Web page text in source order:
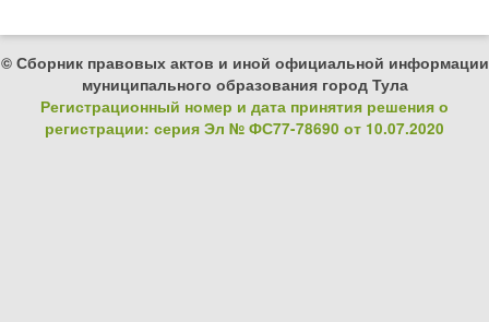
© Сборник правовых актов и иной официальной информации
муниципального образования город Тула
Регистрационный номер и дата принятия решения о
регистрации: серия Эл № ФС77-78690 от 10.07.2020